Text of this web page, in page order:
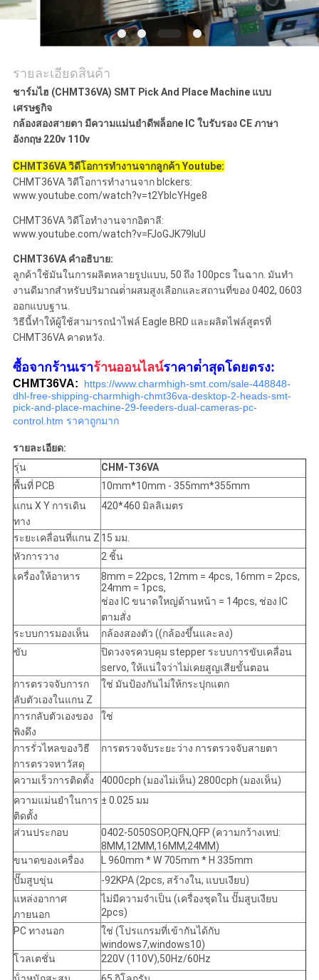
เป็น
ตัว
รายละเอียดสินค้า
ชาร์มไฮ (CHMT36VA) SMT Pick And Place Machine แบบ
เศรษฐกิจ
กล้องสองสายตา มีความแม่นยําดีพล็อกe IC ใบรับรอง CE ภาษา
อังกฤษ 220v 110v
CHMT36VA วิดีโอการทํางานจากลูกค้า Youtube:
CHMT36VA วิดีโอการทํางานจาก blckers:
www.youtube.com/watch?v=t2YbIcYHge8
CHMT36VA วิดีโอทํางานจากอิตาลี:
www.youtube.com/watch?v=FJoGJK79luU
CHMT36VA คําอธิบาย:
ลูกค้าใช้มันในการผลิตหลายรูปแบบ, 50 ถึง 100pcs ในฉาก. มันทํา
งานดีมากสําหรับปริมาณต่ําผสมสูงเลือกและสถานที่ของ 0402, 0603
ออกแบบฐาน.
วิธีนี้ทําให้ผู้ใช้สามารถนําไฟล์ Eagle BRD และผลิตไฟล์สูตรที่
CHMT36VA คาดหวัง.
ซื้อจากร้านเราร้านออนไลน์ราคาต่ําสุดโดยตรง:
CHMT36VA:
https://www.charmhigh-smt.com/sale-448848-
dhl-free-shipping-charmhigh-chmt36va-desktop-2-heads-smt-
pick-and-place-machine-29-feeders-dual-cameras-pc-
control.htm ราคาถูกมาก
รายละเอียด:
รุ่น
CHM-T36VA
พื้นที่ PCB
10mm*10mm - 355mm*355mm
แกน X Y การเดิน
ทาง
420*460 มิลลิเมตร
ระยะเคลื่อนที่แกน Z 15 มม.
หัวการวาง
2 ชิ้น
เครื่องให้อาหาร
8mm = 22pcs, 12mm = 4pcs, 16mm = 2pcs,
24mm = 1pcs,
ช่อง IC ขนาดใหญ่ด้านหน้า = 14pcs, ช่อง IC
ตามสั่ง
ระบบการมองเห็น
กล้องสองตัว ((กล้องขึ้นและลง)
ขับ
ปิดวงจรควบคุม stepper ระบบการขับเคลื่อน
servo, ให้แน่ใจว่าไม่เคยสูญเสียขั้นตอน
การตรวจจับการก
ลับตัวเองในแกน Z
ใช่ มันป้องกันไม่ให้กระปุกแตก
การกลับตัวเองของ
พิงดึง
ใช่
การรั่วไหลของวิธี
การตรวจหาวัสดุ
การตรวจจับระยะว่าง การตรวจจับสายตา
ความเร็วการติดตั้ง
4000cph (มองไม่เห็น) 2800cph (มองเห็น)
ความแม่นยําในการ
ติดตั้ง
± 0.025 มม
ส่วนประกอบ
0402-5050SOP,QFN,QFP (ความกว้างเทป:
8MM,12MM,16MM,24MM)
ขนาดของเครื่อง
L 960mm * W 705mm * H 335mm
ปั๊มสูบขุ่น
-92KPA (2pcs, สร้างใน, แบบเงียบ)
แหล่งอากาศ
ภายนอก
ไม่มีความจําเป็น (เครื่องชุดใน ปั๊มสูบเงียบ
2pcs)
PC ทางนอก
ใช่ (โปรแกรมที่เข้ากันได้กับ
windows7,windows10)
โวลเตชั่น
220V (110V),50Hz/60Hz